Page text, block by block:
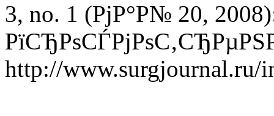
3, no. 1 (РјР°Р№ 20,
http://www.surgjournal.ru/